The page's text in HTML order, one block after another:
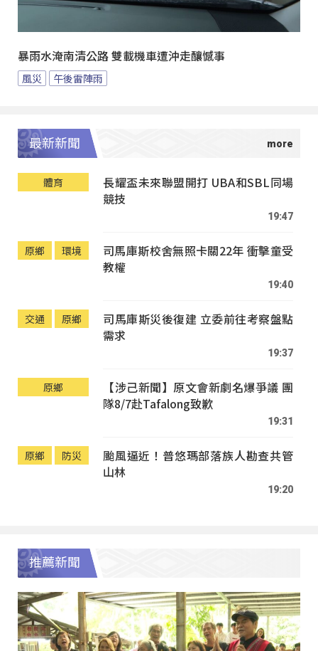
暴雨水淹南清公路 雙載機車遭沖走釀憾事
風災 午後雷陣雨
最新新聞
體育
長耀盃未來聯盟開打 UBA和SBL同場
競技
19:47
原鄉 環境
司馬庫斯校舍無照卡關22年 衝擊童受
教權
19:40
交通 原鄉
司馬庫斯災後復建 立委前往考察盤點
需求
19:37
原鄉
【涉己新聞】原文會新劇名爆爭議 團
隊8/7赴Tafalong致歉
19:31
原鄉 防災
颱風逼近！普悠瑪部落族人勘查共管
山林
19:20
推薦新聞